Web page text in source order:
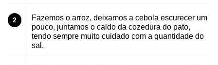
2
Fazemos o arroz, deixamos a cebola escurecer um
pouco, juntamos o caldo da cozedura do pato,
tendo sempre muito cuidado com a quantidade do
sal.